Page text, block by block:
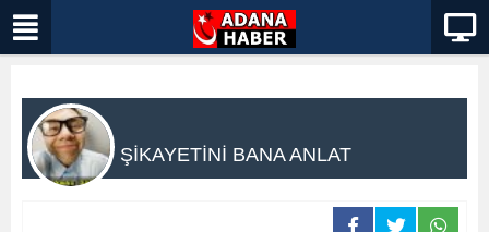
ŞİKAYETİNİ BANA ANLAT